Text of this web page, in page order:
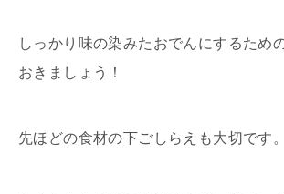
しっかり味の染みたおでんにするため
おきましょう！
先ほどの食材の下ごしらえも大切です。